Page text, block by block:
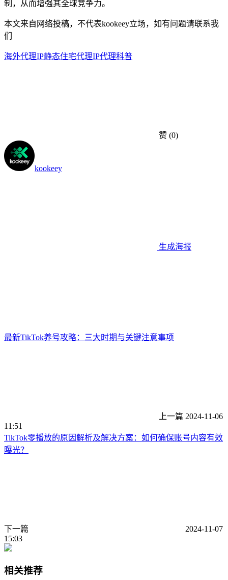
制，从而增强其全球竞争力。
本文来自网络投稿，不代表kookeey立场，如有问题请联系我
们
海外代理IP静态住宅代理IP代理科普
赞 (0)
kookeey
生成海报
最新TikTok养号攻略：三大时期与关键注意事项
上一篇 2024-11-06
11:51
TikTok零播放的原因解析及解决方案：如何确保账号内容有效
曝光？
下一篇
2024-11-07
15:03
相关推荐